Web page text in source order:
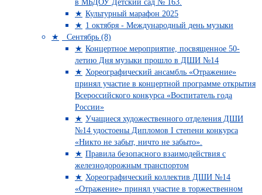
в МБДОУ Детский сад № 163.
Культурный марафон 2025
1 октября - Международный день музыки
Сентябрь (8)
Концертное мероприятие, посвященное 50-
летию Дня музыки прошло в ДШИ №14
Хореографический ансамбль «Отражение»
принял участие в концертной программе открытия
Всероссийского конкурса «Воспитатель года
России»
Учащиеся художественного отделения ДШИ
№14 удостоены Дипломов I степени конкурса
«Никто не забыт, ничто не забыто».
Правила безопасного взаимодействия с
железнодорожным транспортом
Хореографический коллектив ДШИ №14
«Отражение» принял участие в торжественном